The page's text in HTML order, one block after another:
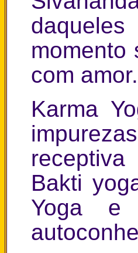
momento
com amor.
Karma
Bakti
Yoga e